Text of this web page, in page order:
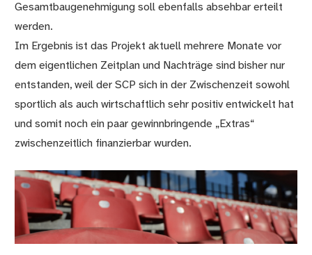
Gesamtbaugenehmigung soll ebenfalls absehbar erteilt
werden.
Im Ergebnis ist das Projekt aktuell mehrere Monate vor
dem eigentlichen Zeitplan und Nachträge sind bisher nur
entstanden, weil der SCP sich in der Zwischenzeit sowohl
sportlich als auch wirtschaftlich sehr positiv entwickelt hat
und somit noch ein paar gewinnbringende „Extras“
zwischenzeitlich finanzierbar wurden.